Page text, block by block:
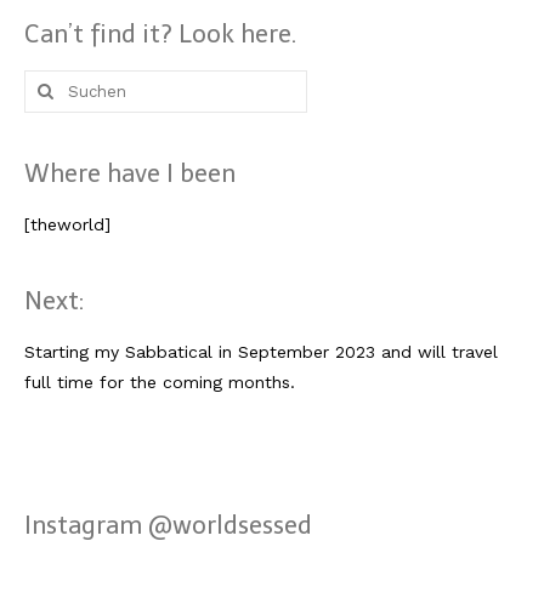
Can’t find it? Look here.
Suche
nach:
Where have I been
[theworld]
Next:
Starting my Sabbatical in September 2023 and will travel
full time for the coming months.
Instagram @worldsessed